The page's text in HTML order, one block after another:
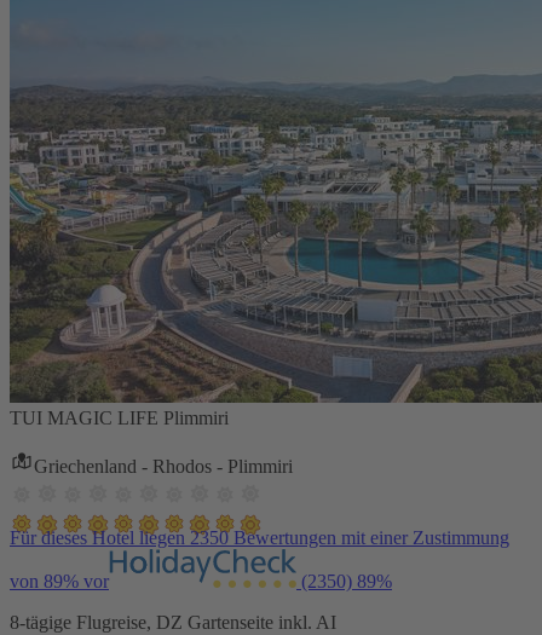
TUI MAGIC LIFE Plimmiri
Griechenland - Rhodos - Plimmiri
Für dieses Hotel liegen 2350 Bewertungen mit einer Zustimmung
von 89% vor (2350) 89%
8-tägige Flugreise, DZ Gartenseite inkl. AI